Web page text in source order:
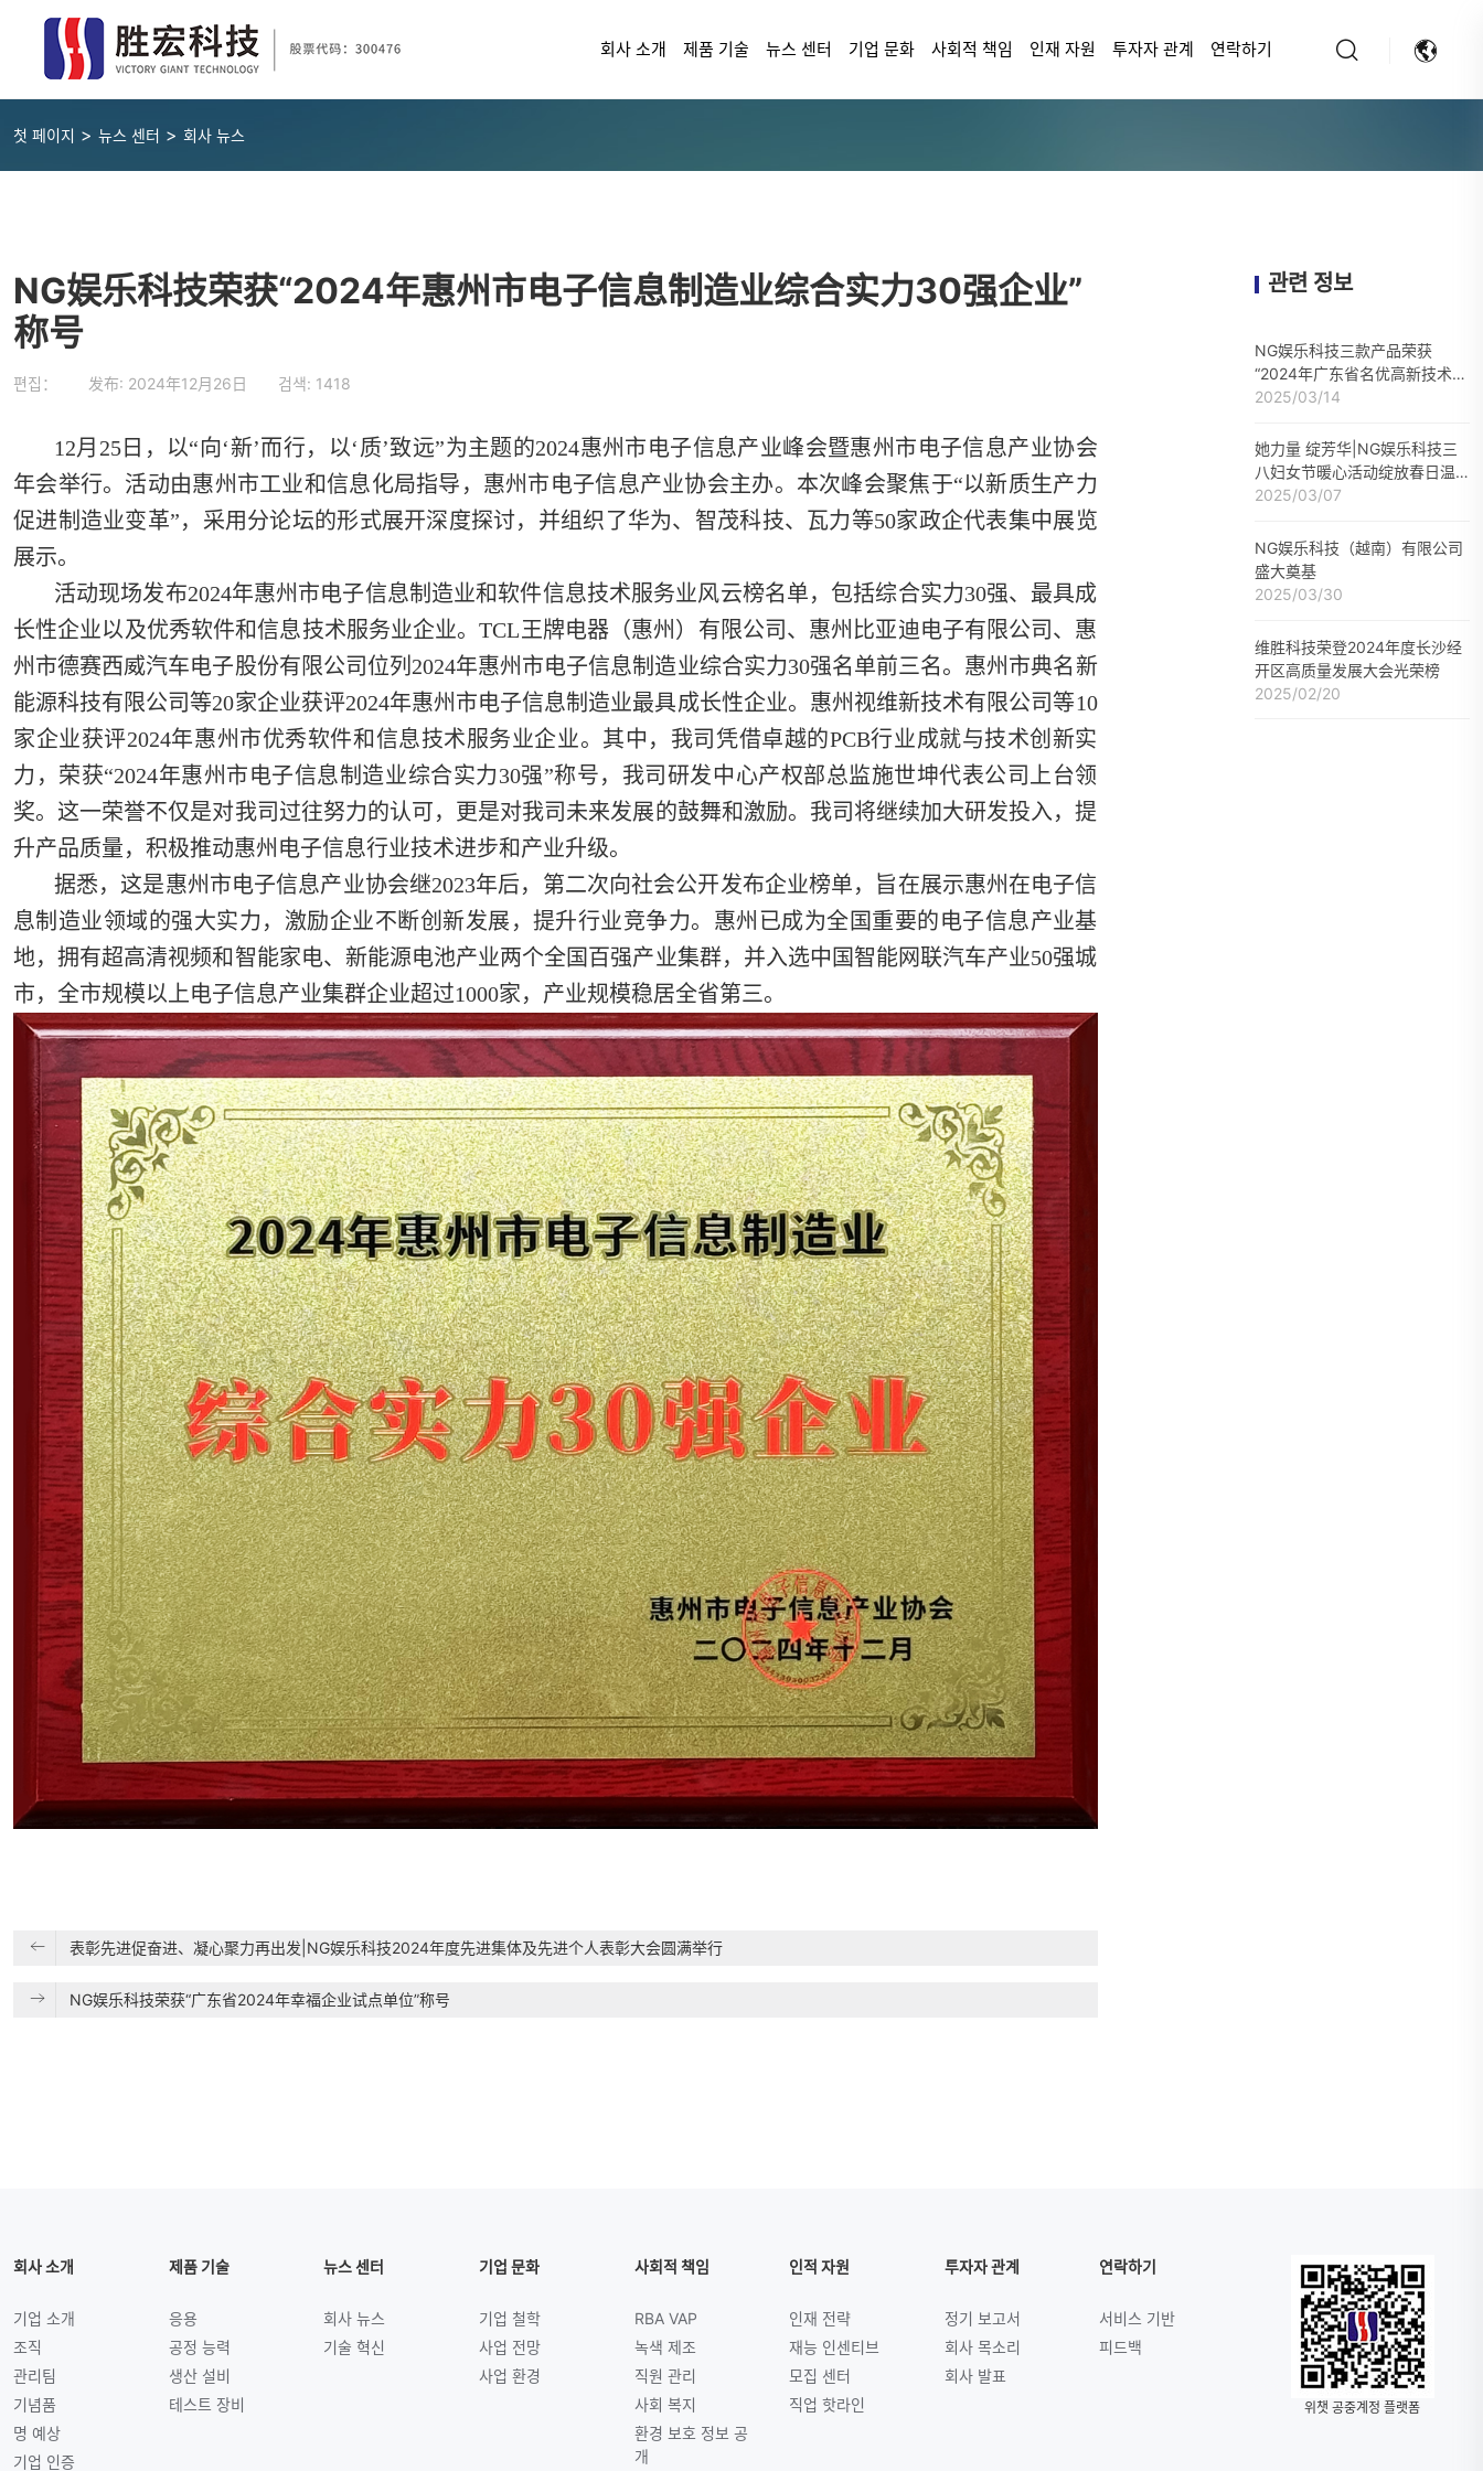
회사 소개 제품 기술 뉴스 센터 기업 문화 사회적 책임 인재 자원 투자자 관계 연락하기
첫 페이지 > 뉴스 센터 > 회사 뉴스
NG娱乐科技荣获“2024年惠州市电子信息制造业综合实力30强企业”
称号
편집： 发布: 2024年12月26日 검색: 1418
12月25日，以“向‘新’而行，以‘质’致远”为主题的2024惠州市电子信息产业峰会暨惠州市电子信息产业协会
年会举行。活动由惠州市工业和信息化局指导，惠州市电子信息产业协会主办。本次峰会聚焦于“以新质生产力
促进制造业变革”，采用分论坛的形式展开深度探讨，并组织了华为、智茂科技、瓦力等50家政企代表集中展览
展示。
活动现场发布2024年惠州市电子信息制造业和软件信息技术服务业风云榜名单，包括综合实力30强、最具成
长性企业以及优秀软件和信息技术服务业企业。TCL王牌电器（惠州）有限公司、惠州比亚迪电子有限公司、惠
州市德赛西威汽车电子股份有限公司位列2024年惠州市电子信息制造业综合实力30强名单前三名。惠州市典名新
能源科技有限公司等20家企业获评2024年惠州市电子信息制造业最具成长性企业。惠州视维新技术有限公司等10
家企业获评2024年惠州市优秀软件和信息技术服务业企业。其中，我司凭借卓越的PCB行业成就与技术创新实
力，荣获“2024年惠州市电子信息制造业综合实力30强”称号，我司研发中心产权部总监施世坤代表公司上台领
奖。这一荣誉不仅是对我司过往努力的认可，更是对我司未来发展的鼓舞和激励。我司将继续加大研发投入，提
升产品质量，积极推动惠州电子信息行业技术进步和产业升级。
据悉，这是惠州市电子信息产业协会继2023年后，第二次向社会公开发布企业榜单，旨在展示惠州在电子信
息制造业领域的强大实力，激励企业不断创新发展，提升行业竞争力。惠州已成为全国重要的电子信息产业基
地，拥有超高清视频和智能家电、新能源电池产业两个全国百强产业集群，并入选中国智能网联汽车产业50强城
市，全市规模以上电子信息产业集群企业超过1000家，产业规模稳居全省第三。
表彰先进促奋进、凝心聚力再出发|NG娱乐科技2024年度先进集体及先进个人表彰大会圆满举行
NG娱乐科技荣获“广东省2024年幸福企业试点单位”称号
관련 정보
NG娱乐科技三款产品荣获
“2024年广东省名优高新技术产
品”称号
2025/03/14
她力量 绽芳华|NG娱乐科技三
八妇女节暖心活动绽放春日温
情
2025/03/07
NG娱乐科技（越南）有限公司
盛大奠基
2025/03/30
维胜科技荣登2024年度长沙经
开区高质量发展大会光荣榜
2025/02/20
회사 소개
기업 소개
조직
관리팀
기념품
명 예상
기업 인증
제품 기술
응용
공정 능력
생산 설비
테스트 장비
뉴스 센터
회사 뉴스
기술 혁신
기업 문화
기업 철학
사업 전망
사업 환경
사회적 책임
RBA VAP
녹색 제조
직원 관리
사회 복지
환경 보호 정보 공
개
인적 자원
인재 전략
재능 인센티브
모집 센터
직업 핫라인
투자자 관계
정기 보고서
회사 목소리
회사 발표
연락하기
서비스 기반
피드백
위챗 공중계정 플랫폼